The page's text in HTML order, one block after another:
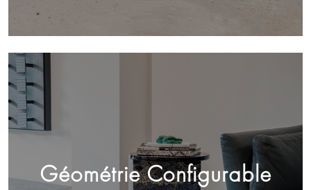
Géométrie Configurable